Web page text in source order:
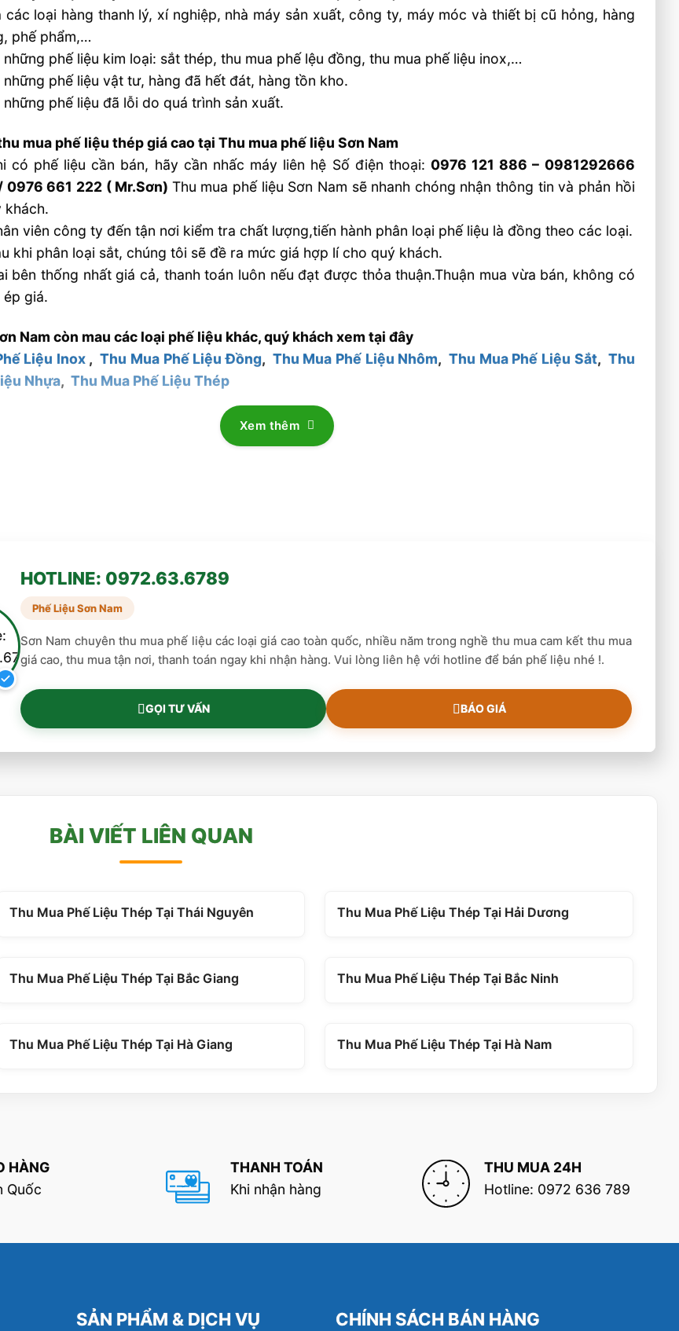
các loại hàng thanh lý, xí nghiệp, nhà máy sản xuất, công ty, máy móc và thiết bị cũ hỏng, hàng
phế phẩm,…
những phế liệu kim loại: sắt thép, thu mua phế lệu đồng, thu mua phế liệu inox,…
những phế liệu vật tư, hàng đã hết đát, hàng tồn kho.
những phế liệu đã lỗi do quá trình sản xuất.
mua phế liệu thép giá cao tại Thu mua phế liệu Sơn Nam
có phế liệu cần bán, hãy cần nhấc máy liên hệ Số điện thoại: 0976 121 886 – 0981292666
0976 661 222 ( Mr.Sơn) Thu mua phế liệu Sơn Nam sẽ nhanh chóng nhận thông tin và phản hồi
khách.
viên công ty đến tận nơi kiểm tra chất lượng,tiến hành phân loại phế liệu là đồng theo các loại.
khi phân loại sắt, chúng tôi sẽ đề ra mức giá hợp lí cho quý khách.
bên thống nhất giá cả, thanh toán luôn nếu đạt được thỏa thuận.Thuận mua vừa bán, không có
giá.
Nam còn mau các loại phế liệu khác, quý khách xem tại đây
Liệu Inox,Thu Mua Phế Liệu Đồng, Thu Mua Phế Liệu Nhôm,Thu Mua Phế Liệu Sắt, Thu
Nhựa,Thu Mua Phế Liệu Thép
Xem thêm
HOTLINE: 0972.63.6789
Phế Liệu Sơn Nam
Sơn Nam chuyên thu mua phế liệu các loại giá cao toàn quốc, nhiều năm trong nghề thu mua cam kết thu mua
giá cao, thu mua tận nơi, thanh toán ngay khi nhận hàng. Vui lòng liên hệ với hotline để bán phế liệu nhé !.
GỌI TƯ VẤN BÁO GIÁ
BÀI VIẾT LIÊN QUAN
Thu Mua Phế Liệu Thép Tại Thái Nguyên Thu Mua Phế Liệu Thép Tại Hải Dương
Thu Mua Phế Liệu Thép Tại Bắc Giang Thu Mua Phế Liệu Thép Tại Bắc Ninh
Thu Mua Phế Liệu Thép Tại Hà Giang Thu Mua Phế Liệu Thép Tại Hà Nam
HÀNG
Quốc
THANH TOÁN
Khi nhận hàng
THU MUA 24H
Hotline: 0972 636 789
SẢN PHẨM & DỊCH VỤ CHÍNH SÁCH BÁN HÀNG